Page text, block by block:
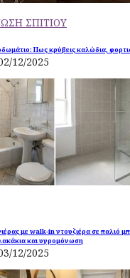
ΣΠΙΤΙΟΥ
Πως κρύβεις καλώδια,
12/2025
με walk-in ντουζιέρα σε παλιό
και υγρομόνωση
12/2025